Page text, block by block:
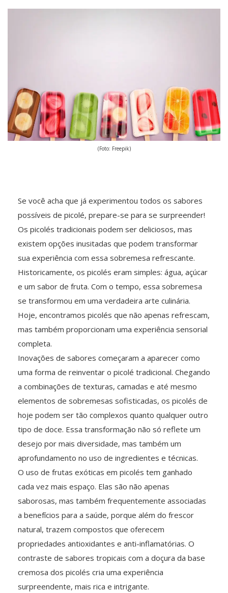
(Foto: Freepik)
Se você acha que já experimentou todos os sabores
possíveis de picolé, prepare-se para se surpreender!
Os picolés tradicionais podem ser deliciosos, mas
existem opções inusitadas que podem transformar
sua experiência com essa sobremesa refrescante.
Historicamente, os picolés eram simples: água, açúcar
e um sabor de fruta. Com o tempo, essa sobremesa
se transformou em uma verdadeira arte culinária.
Hoje, encontramos picolés que não apenas refrescam,
mas também proporcionam uma experiência sensorial
completa.
Inovações de sabores começaram a aparecer como
uma forma de reinventar o picolé tradicional. Chegando
a combinações de texturas, camadas e até mesmo
elementos de sobremesas sofisticadas, os picolés de
hoje podem ser tão complexos quanto qualquer outro
tipo de doce. Essa transformação não só reflete um
desejo por mais diversidade, mas também um
aprofundamento no uso de ingredientes e técnicas.
O uso de frutas exóticas em picolés tem ganhado
cada vez mais espaço. Elas são não apenas
saborosas, mas também frequentemente associadas
a benefícios para a saúde, porque além do frescor
natural, trazem compostos que oferecem
propriedades antioxidantes e anti-inflamatórias. O
contraste de sabores tropicais com a doçura da base
cremosa dos picolés cria uma experiência
surpreendente, mais rica e intrigante.